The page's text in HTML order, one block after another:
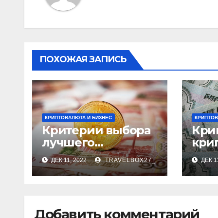
ПОХОЖАЯ ЗАПИСЬ
КРИПТОВАЛЮТА И БИЗНЕС
Критерии выбора
лучшего
обменника
ДЕК 11, 2022 TRAVELBOX27_
ий
ДЕК
Добавить комментарий